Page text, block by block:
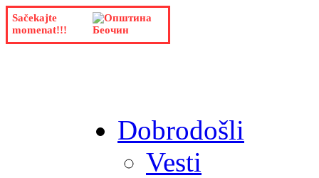
Sačekajte
momenat!!!
Dobrodošli
Vesti